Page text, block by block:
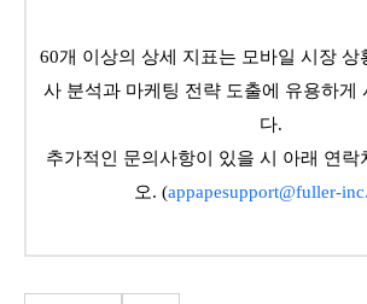
60개 이상의 상세 지표는 모바일 시장 상
사 분석과 마케팅 전략 도출에 유용하게
다.
추가적인 문의사항이 있을 시 아래 연락
오. (appapesupport@fuller-